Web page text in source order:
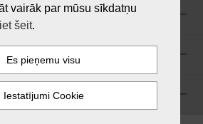
APMAKSA
vairāk par mūsu sīkdatņu
šeit.